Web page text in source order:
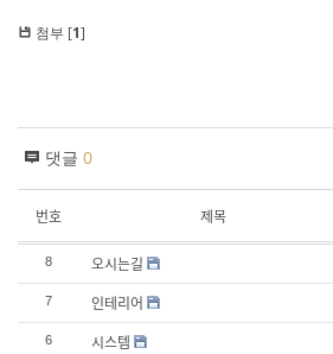
첨부 [1]
댓글 0
번호 제목
8 오시는길
7 인테리어
6 시스템